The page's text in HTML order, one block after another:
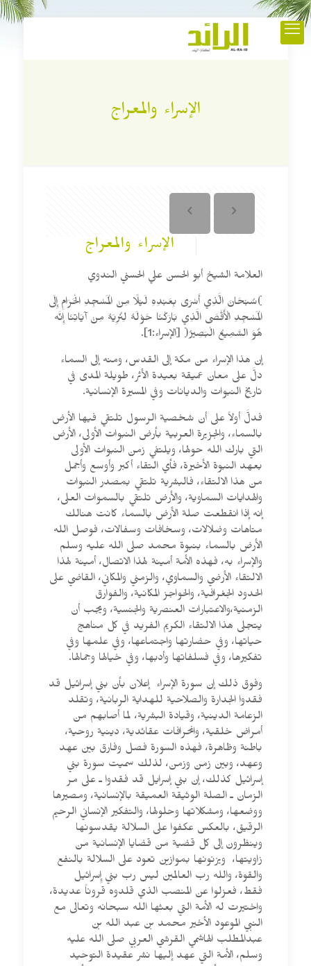
الإسراء والمعراج
الإسراء والمعراج
العلامة الشيخ أبو الحسن علي الحسني الندوي
)سُبْحَانَ الَّذِي أَسْرَى بِعَبْدِهِ لَيْلًا مِنْ الْمَسْجِدِ الْحَرَامِ إِلَى
الْمَسْجِدِ الْأَقْصَى الَّذِي بَارَكْنَا حَوْلَهُ لِنُرِيَهُ مِنْ آيَاتِنَا إِنَّه
هُوَ السَّمِيعُ الْبَصِيرُ( [الإسراء:1].
إن هذا الإسراء من مكة إلى القدس، ومنه إلى السماء
دلَّ على معان عميقة بعيدة الأثر، طويلة المدى في
تاريخ النبوات والديانات وفي المسيرة الإنسانية.
فدلَّ أولاً على أن شخصية الرسول تلتقي فيها الأرض
بالسماء، والجزيرة العربية بأرض النبوات الأولى، الأرض
التي بارك الله حولها، ويلتفي زمن النبوات الأولى
بعهد النبوة الأخيرة، فأي التقاء أكبر وأوسع وأجمل
من هذا الالتقاء، فالبشرية تلتقي بمصدر النبوات
والهدايات السماوية، والأرض تلتقي بالسموات العلى،
إنه إذا انقطعت صلة الأرض بالسماء كانت هنالك
متاهات وضلالات، وسخافات وسفالات، فوصل الله
الأرض بالسماء بنبوة محمد صلى الله عليه وسلم
والإسراء به، فهذه الأمة أمينة لهذا الاتصال، أمينة لهذا
الالتقاء الأرضي والسماوي، والزمني والمكاني، القاضي على
الحدود الجغرافية، والحواجز المكانية، والفوارق
الزمنية،والاعتبارات العنصرية والجنسية، ويجب أن
يتجلى هذا الالتقاء الكريم الفريد في كل مناهج
حياتها، وفي حضارتها واجتماعها، وفي علمها وفي
تفكيرها، وفي فسلفاتها وأدبها، وفي خيالها وجمالها.
وفوق ذلك إن سورة الإسراء إعلان بأن بني إسرائيل قد
فقدوا الجدارة والصلاحية للهداية الربانية، وتقلد
الزعامة الدينية، وقيادة البشرية، لما أصابهم من
أمراض خلقية، وانحرافات عقائدية، دينية روحية،
باطنة وظاهرة، فهذه السورة فصل وفارق بين عهد
وعهد، وبين زمن وزمن، لذلك سميت سورة بني
إسرائيل كذلك، إن بني إسرايل قد فقدوا ـ على مر
الزمان ـ الصلة الوثيقة العميقة بالإنسانية، ومصيرها
ووضعها، ومشكلاتها وحلولها، والتفكير الإنساني الرحيم
الرقيق، بالعكس عكفوا على السلالة يقدسونها
وينظرون إلى كل قضية من قضايا الإنسانية من
زاويتها، ويزنونها بموازين تعود على السلالة بالنفع
والقوة، والله رب العالمين ليس رب بني إٍسرائيل
فقط، فعزلوا عن المنصب الذي قلدوه قروناً عديدة،
واختيرت له الأمة التي بعثها الله سبحانه وتعالى مع
النبي الموعود الأخير محمد بن عبد الله بن
عبدالمطلب الهاشمي القرشي العربي صلى الله عليه
وسلم، الأمة التي عهد إليها نشر عقيدة التوحيد